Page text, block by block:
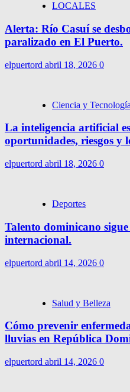
LOCALES
Alerta: Río Casuí se
paralizado en El Puerto.
elpuertord abril 18, 2026 0
Ciencia y Tecnología
La inteligencia artificial
oportunidades, riesgos y
elpuertord abril 18, 2026 0
Deportes
Talento dominicano sigue
internacional.
elpuertord abril 14, 2026 0
Salud y Belleza
Cómo prevenir
lluvias en República
elpuertord abril 14, 2026 0